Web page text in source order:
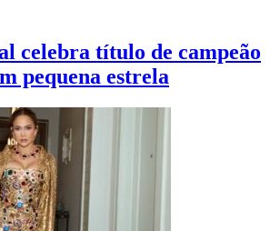
celebra título de campeão
pequena estrela